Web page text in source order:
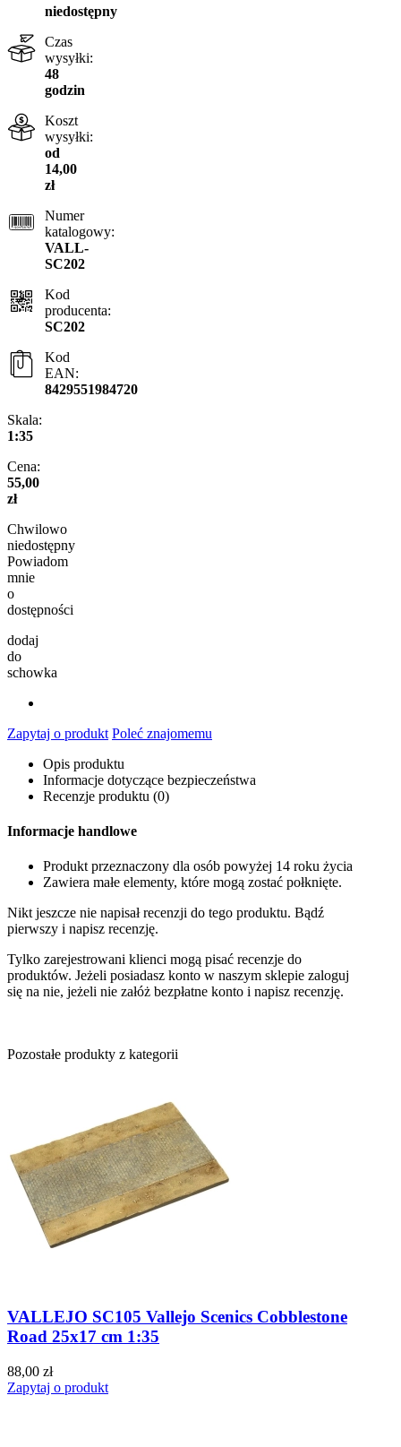
niedostępny
Czas
wysyłki:
48
godzin
Koszt
wysyłki:
od
14,00
zł
Numer
katalogowy:
VALL-
SC202
Kod
producenta:
SC202
Kod
EAN:
8429551984720
Skala:
1:35
Cena:
55,00
zł
Chwilowo
niedostępny
Powiadom
mnie
o
dostępności
dodaj
do
schowka
Zapytaj o produkt Poleć znajomemu
Opis produktu
Informacje dotyczące bezpieczeństwa
Recenzje produktu (0)
Informacje handlowe
Produkt przeznaczony dla osób powyżej 14 roku życia
Zawiera małe elementy, które mogą zostać połknięte.
Nikt jeszcze nie napisał recenzji do tego produktu. Bądź
pierwszy i napisz recenzję.
Tylko zarejestrowani klienci mogą pisać recenzje do
produktów. Jeżeli posiadasz konto w naszym sklepie zaloguj
się na nie, jeżeli nie załóż bezpłatne konto i napisz recenzję.
Pozostałe produkty z kategorii
VALLEJO SC105 Vallejo Scenics Cobblestone
Road 25x17 cm 1:35
88,00 zł
Zapytaj o produkt